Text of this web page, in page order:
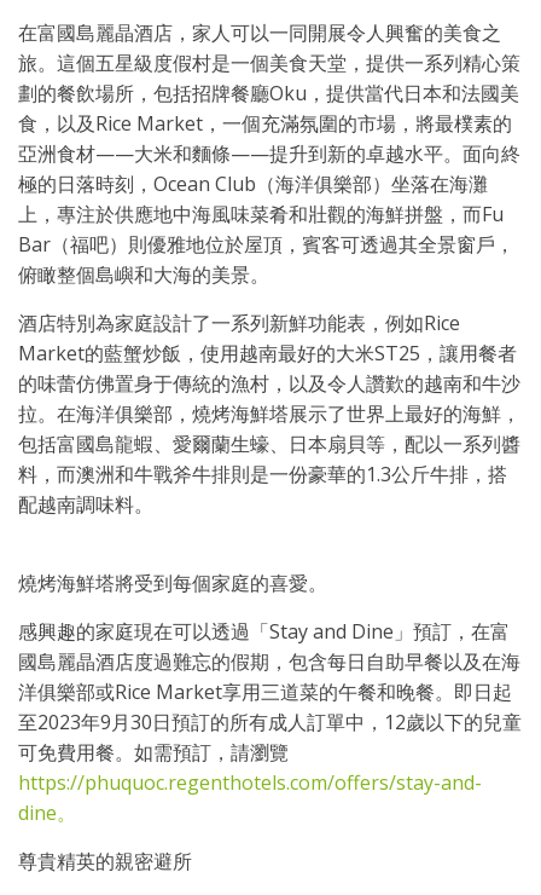
在富國島麗晶酒店，家人可以一同開展令人興奮的美食之
旅。這個五星級度假村是一個美食天堂，提供一系列精心策
劃的餐飲場所，包括招牌餐廳Oku，提供當代日本和法國美
食，以及Rice Market，一個充滿氛圍的市場，將最樸素的
亞洲食材——大米和麵條——提升到新的卓越水平。面向終
極的日落時刻，Ocean Club（海洋俱樂部）坐落在海灘
上，專注於供應地中海風味菜肴和壯觀的海鮮拼盤，而Fu
Bar（福吧）則優雅地位於屋頂，賓客可透過其全景窗戶，
俯瞰整個島嶼和大海的美景。
酒店特別為家庭設計了一系列新鮮功能表，例如Rice
Market的藍蟹炒飯，使用越南最好的大米ST25，讓用餐者
的味蕾仿佛置身于傳統的漁村，以及令人讚歎的越南和牛沙
拉。在海洋俱樂部，燒烤海鮮塔展示了世界上最好的海鮮，
包括富國島龍蝦、愛爾蘭生蠔、日本扇貝等，配以一系列醬
料，而澳洲和牛戰斧牛排則是一份豪華的1.3公斤牛排，搭
配越南調味料。
燒烤海鮮塔將受到每個家庭的喜愛。
感興趣的家庭現在可以透過「Stay and Dine」預訂，在富
國島麗晶酒店度過難忘的假期，包含每日自助早餐以及在海
洋俱樂部或Rice Market享用三道菜的午餐和晚餐。即日起
至2023年9月30日預訂的所有成人訂單中，12歲以下的兒童
可免費用餐。如需預訂，請瀏覽
https://phuquoc.regenthotels.com/offers/stay-and-
dine。
尊貴精英的親密避所